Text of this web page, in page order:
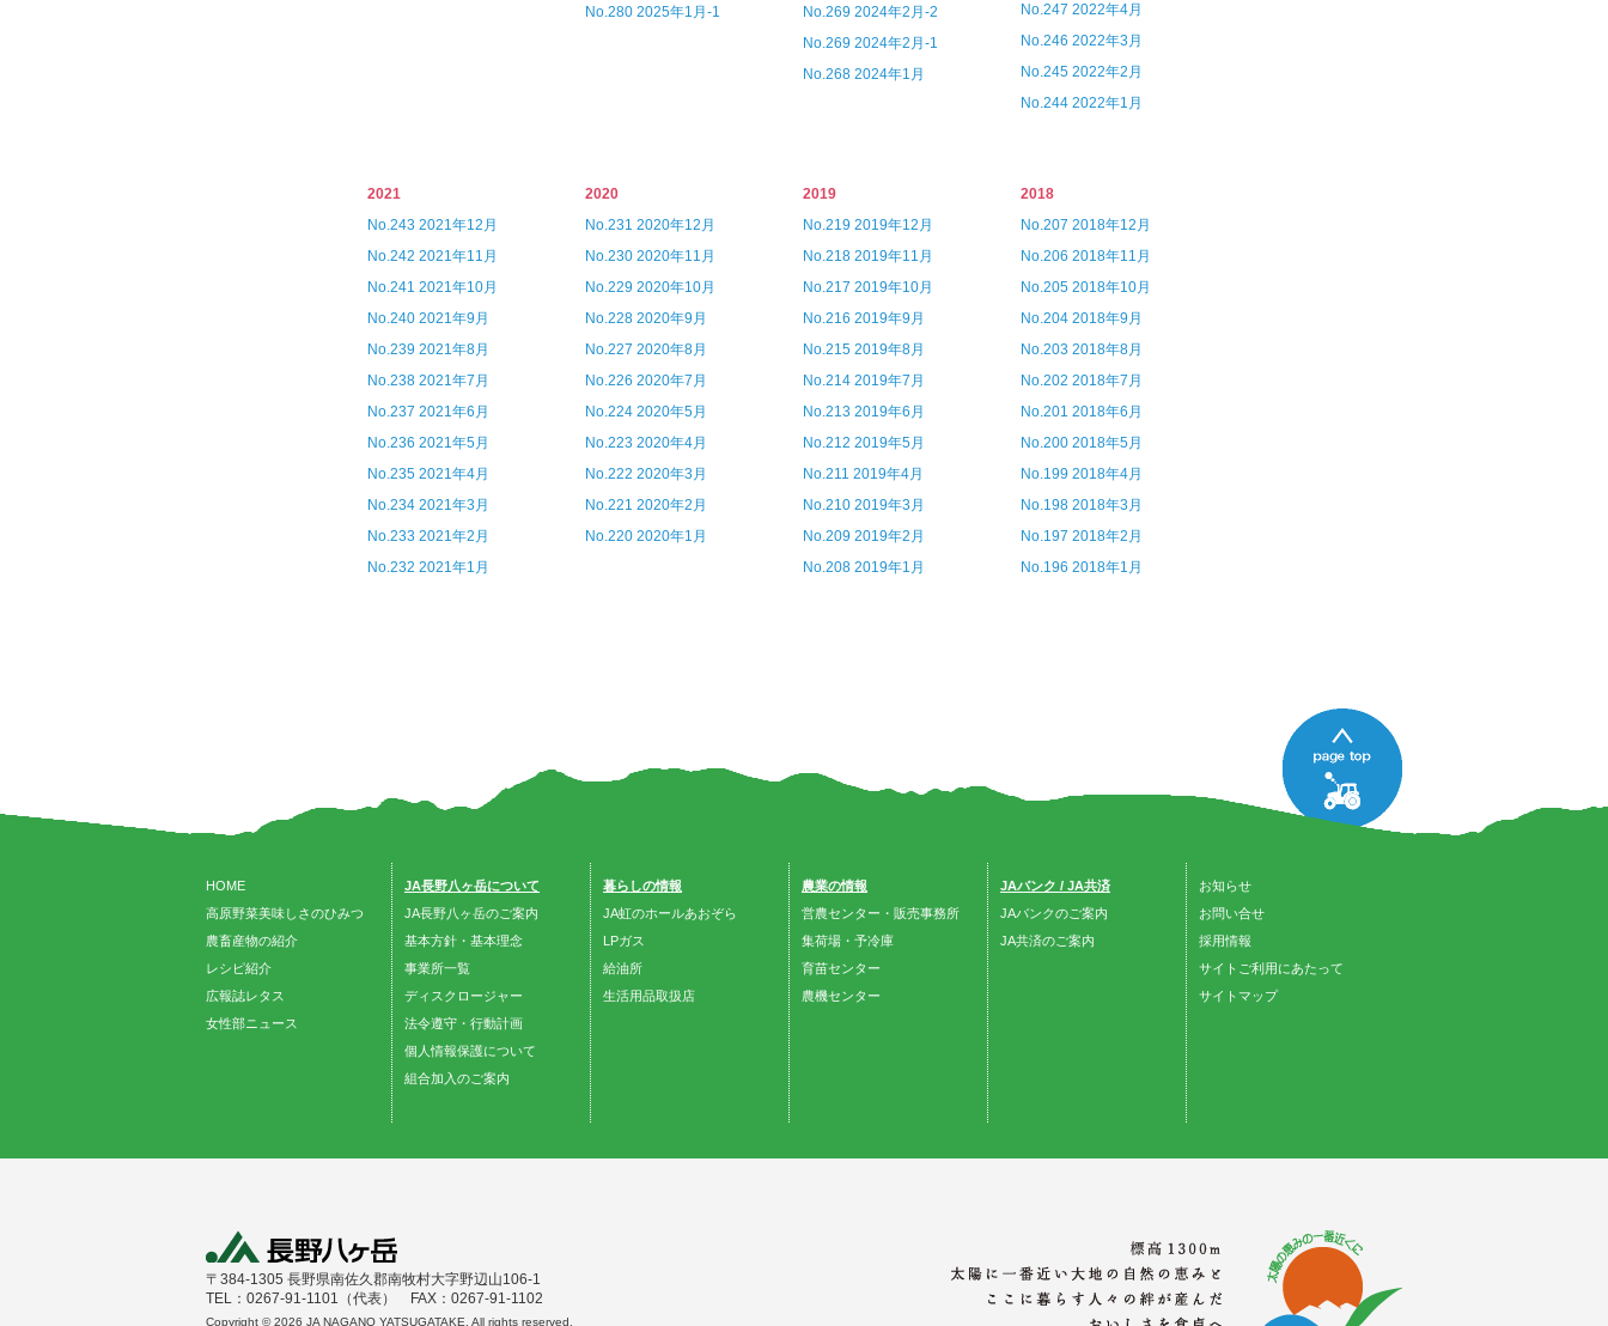
No.280 2025年1月-1
No.269 2024年2月-2
No.269 2024年2月-1
No.268 2024年1月
No.247 2022年4月
No.246 2022年3月
No.245 2022年2月
No.244 2022年1月
2021
No.243 2021年12月
No.242 2021年11月
No.241 2021年10月
No.240 2021年9月
No.239 2021年8月
No.238 2021年7月
No.237 2021年6月
No.236 2021年5月
No.235 2021年4月
No.234 2021年3月
No.233 2021年2月
No.232 2021年1月
2020
No.231 2020年12月
No.230 2020年11月
No.229 2020年10月
No.228 2020年9月
No.227 2020年8月
No.226 2020年7月
No.224 2020年5月
No.223 2020年4月
No.222 2020年3月
No.221 2020年2月
No.220 2020年1月
2019
No.219 2019年12月
No.218 2019年11月
No.217 2019年10月
No.216 2019年9月
No.215 2019年8月
No.214 2019年7月
No.213 2019年6月
No.212 2019年5月
No.211 2019年4月
No.210 2019年3月
No.209 2019年2月
No.208 2019年1月
2018
No.207 2018年12月
No.206 2018年11月
No.205 2018年10月
No.204 2018年9月
No.203 2018年8月
No.202 2018年7月
No.201 2018年6月
No.200 2018年5月
No.199 2018年4月
No.198 2018年3月
No.197 2018年2月
No.196 2018年1月
HOME
高原野菜美味しさのひみつ
農畜産物の紹介
レシピ紹介
広報誌レタス
女性部ニュース
JA長野八ヶ岳について
JA長野八ヶ岳のご案内
基本方針・基本理念
事業所一覧
ディスクロージャー
法令遵守・行動計画
個人情報保護について
組合加入のご案内
暮らしの情報
JA虹のホールあおぞら
LPガス
給油所
生活用品取扱店
農業の情報
営農センター・販売事務所
集荷場・予冷庫
育苗センター
農機センター
JAバンク / JA共済
JAバンクのご案内
JA共済のご案内
お知らせ
お問い合せ
採用情報
サイトご利用にあたって
サイトマップ
〒384-1305 長野県南佐久郡南牧村大字野辺山106-1
TEL：0267-91-1101（代表） FAX：0267-91-1102
Copyright ©2026 JA NAGANO YATSUGATAKE. All rights reserved.